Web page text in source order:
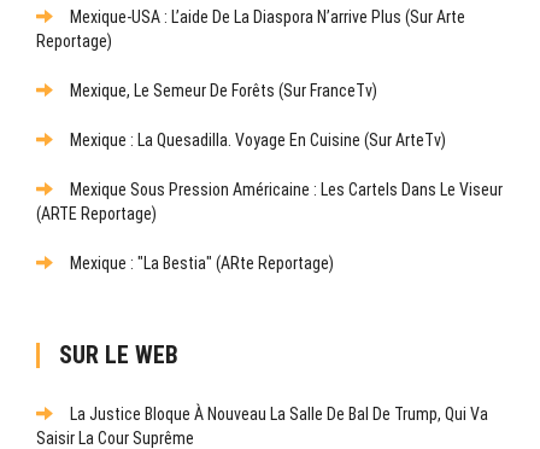
Mexique-USA : L’aide De La Diaspora N’arrive Plus (sur Arte
Reportage)
Mexique, Le Semeur De Forêts (sur FranceTv)
Mexique : La Quesadilla. Voyage En Cuisine (sur ArteTv)
Mexique Sous Pression Américaine : Les Cartels Dans Le Viseur
(ARTE Reportage)
Mexique : "La Bestia" (ARte Reportage)
SUR LE WEB
La Justice Bloque À Nouveau La Salle De Bal De Trump, Qui Va
Saisir La Cour Suprême